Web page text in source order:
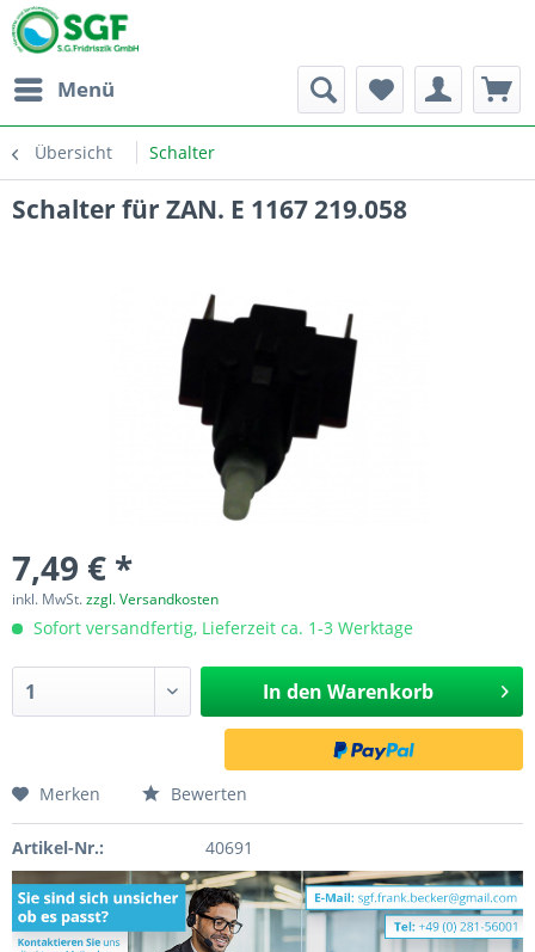
Menü
Übersicht Schalter
Schalter für ZAN. E 1167 219.058
7,49 € *
inkl. MwSt.zzgl. Versandkosten
Sofort versandfertig, Lieferzeit ca. 1-3 Werktage
In den Warenkorb
Merken Bewerten
Artikel-Nr.: 40691